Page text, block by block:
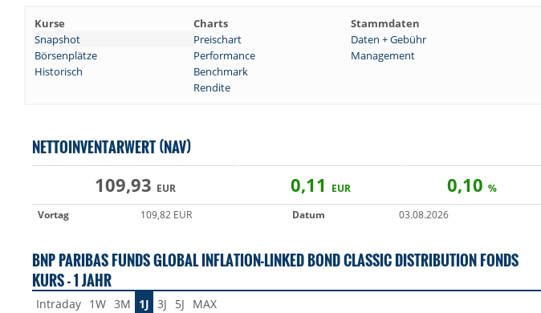
Kurse Charts Stammdaten
Snapshot
Preischart Daten + Gebühr
Börsenplätze
Performance Management
Historisch
Benchmark
Rendite
NETTOINVENTARWERT (NAV)
109,93 EUR 0,11 EUR 0,10 %
Vortag
109,82 EUR Datum 03.08.2026
BNP PARIBAS FUNDS GLOBAL INFLATION-LINKED BOND CLASSIC DISTRIBUTION FONDS
KURS - 1 JAHR
Intraday 1W 3M 1J 3J 5J MAX